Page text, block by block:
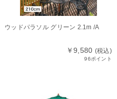
ウッドパラソル グリーン 2.1m /A
￥9,580 (税込)
96ポイント